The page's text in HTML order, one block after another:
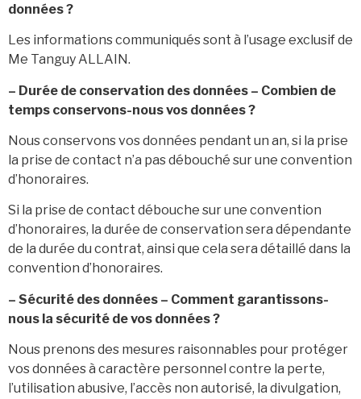
données ?
Les informations communiqués sont à l’usage exclusif de
Me Tanguy ALLAIN.
– Durée de conservation des données – Combien de
temps conservons-nous vos données ?
Nous conservons vos données pendant un an, si la prise
la prise de contact n’a pas débouché sur une convention
d’honoraires.
Si la prise de contact débouche sur une convention
d’honoraires, la durée de conservation sera dépendante
de la durée du contrat, ainsi que cela sera détaillé dans la
convention d’honoraires.
– Sécurité des données – Comment garantissons-
nous la sécurité de vos données ?
Nous prenons des mesures raisonnables pour protéger
vos données à caractère personnel contre la perte,
l’utilisation abusive, l’accès non autorisé, la divulgation,